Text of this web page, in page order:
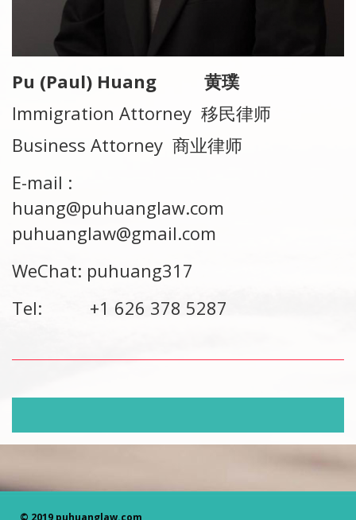
Pu (Paul) Huang 黄璞
Immigration Attorney 移民律师
Business Attorney 商业律师
E-mail :
huang@puhuanglaw.com
puhuanglaw@gmail.com
WeChat: puhuang317
Tel: +1 626 378 5287
© 2019 puhuanglaw.com